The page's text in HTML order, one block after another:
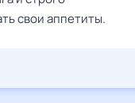
свои аппетиты.